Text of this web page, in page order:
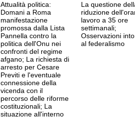
Attualità politica:
Domani a Roma
manifestazione
promossa dalla Lista
Pannella contro la
politica dell'Onu nei
confronti del regime
afgano; La richiesta di
arresto per Cesare
Previti e l'eventuale
connessione della
vicenda con il
percorso delle riforme
costituzionali; La
situazione all'interno
La questione
riduzione
lavoro a 35 ore
settimanali;
Osservazioni
al federalismo